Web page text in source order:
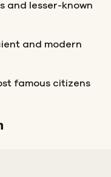
and lesser-known
and modern
famous citizens